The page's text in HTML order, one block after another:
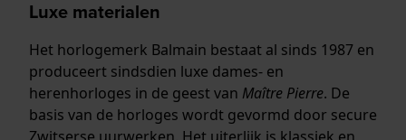
Luxe materialen
Het horlogemerk Balmain bestaat al sinds 1987 en
produceert sindsdien luxe dames- en
herenhorloges in de geest van Maître Pierre. De
basis van de horloges wordt gevormd door secure